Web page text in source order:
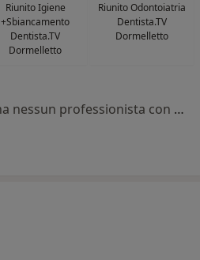
Riunito Igiene
+Sbiancamento
Dentista.TV
Dormelletto
Riunito Odontoiatria
Dentista.TV
Dormelletto
Questo centro non ha nessun professionista con date disponibili